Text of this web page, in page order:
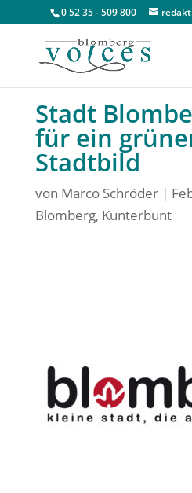
0 52 35 - 509 800
Stadt
für ein
Stadtbild
von Marco Schröder|
Blomberg, Kunterbunt